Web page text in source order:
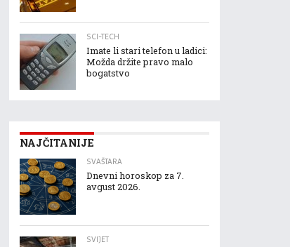
SCI-TECH
Imate li stari telefon u ladici:
Možda držite pravo malo
bogatstvo
NAJČITANIJE
SVAŠTARA
Dnevni horoskop za 7.
avgust 2026.
SVIJET